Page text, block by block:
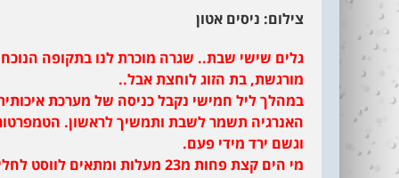
צילום: ניסים אטון
גלים שישי שבת.. שגרה מוכרת לנו בתקופה
מורגשת, בת הזוג לוחצת אבל..
במהלך ליל חמישי נקבל כניסה של מערכת
וגשם ירד מידי פעם.